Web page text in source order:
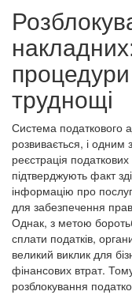
труднощі
Система податкового
розвивається, і одним
реєстрація
підтверджують факт
інформацію про
для забезпечення
Однак, з метою
сплати податків,
великий виклик для
фінансових втрат.
розблокування